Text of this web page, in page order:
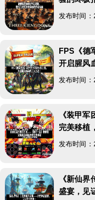
发布时间
FPS《德
开启腥风
发布时间
《装甲
完美移植
发布时间
《新仙
盛宴，见